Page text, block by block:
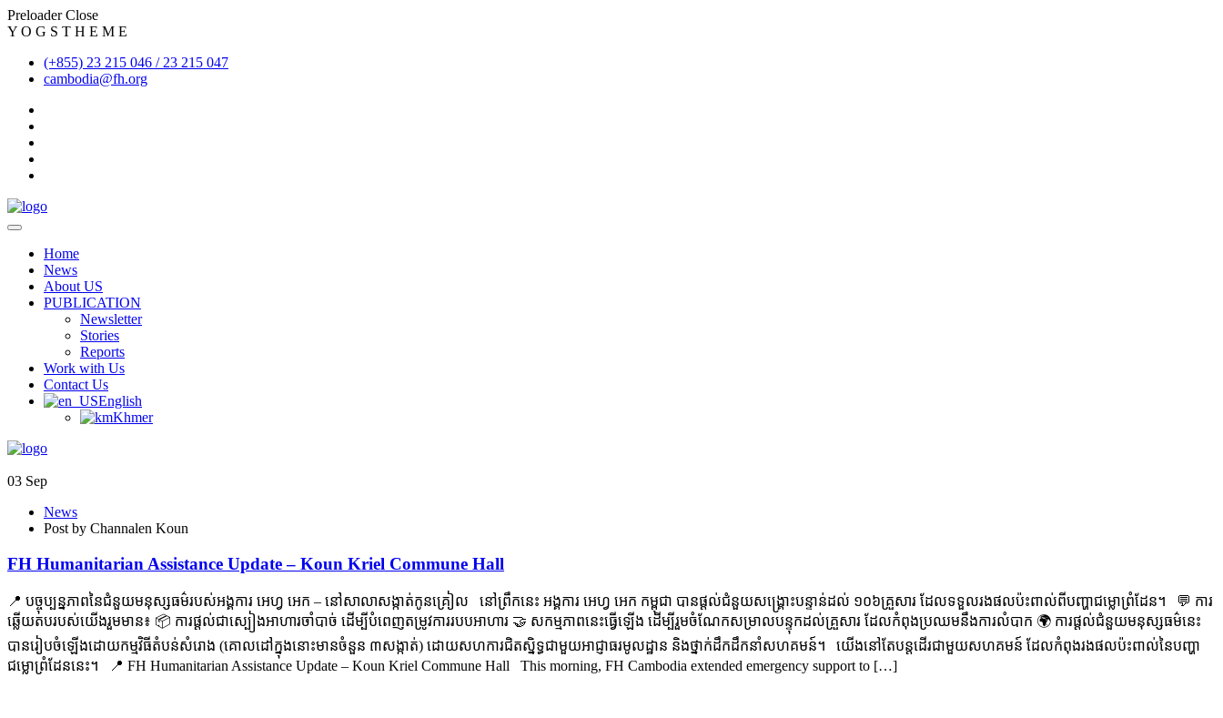
Preloader Close
Y O G S T H E M E
(+855) 23 215 046 / 23 215 047
cambodia@fh.org
Home
News
About US
PUBLICATION
Newsletter
Stories
Reports
Work with Us
Contact Us
English
Khmer
03 Sep
News
Post by Channalen Koun
FH Humanitarian Assistance Update – Koun Kriel Commune Hall
📍 បច្ចុប្បន្នភាពនៃជំនួយមនុស្សធម៌របស់អង្គការ អេហ្វ អេក – នៅសាលាសង្កាត់កូនគ្រៀល នៅព្រឹកនេះ អង្គការ អេហ្វ អេក កម្ពុជា បានផ្តល់ជំនួយសង្គ្រោះបន្ទាន់ដល់ ១០៦គ្រួសារ ដែលទទួលរងផលប៉ះពាល់ពីបញ្ហាជម្លោព្រំដែន។ 💬 ការ
ឆ្លើយតបរបស់យើងរួមមាន៖ 📦 ការផ្តល់ជាស្បៀងអាហារចាំបាច់ ដើម្បីបំពេញតម្រូវការរបបអាហារ 🤝 សកម្មភាពនេះធ្វើឡើង ដើម្បីរួមចំណែកសម្រាលបន្ទុកដល់គ្រួសារ ដែលកំពុងប្រឈមនឹងការលំបាក 🌍 ការផ្តល់ជំនួយមនុស្សធម៌នេះ
បានរៀបចំឡើងដោយកម្មវិធីតំបន់សំរោង (គោលដៅក្នុងនោះមានចំនួន ៣សង្កាត់) ដោយសហការជិតស្និទ្ធជាមួយអាជ្ញាធរមូលដ្ឋាន និងថ្នាក់ដឹកដឹកនាំសហគមន៍។ យើងនៅតែបន្តដើរជាមួយសហគមន៍ ដែលកំពុងរងផលប៉ះពាល់នៃបញ្ហា
ជម្លោព្រំដែននេះ។ 📍 FH Humanitarian Assistance Update – Koun Kriel Commune Hall This morning, FH Cambodia extended emergency support to […]